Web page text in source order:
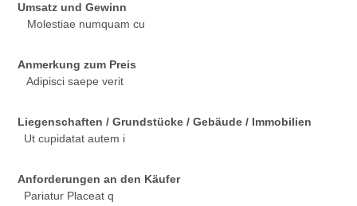
Umsatz und Gewinn
Molestiae numquam cu
Anmerkung zum Preis
Adipisci saepe verit
Liegenschaften / Grundstücke / Gebäude / Immobilien
Ut cupidatat autem i
Anforderungen an den Käufer
Pariatur Placeat q